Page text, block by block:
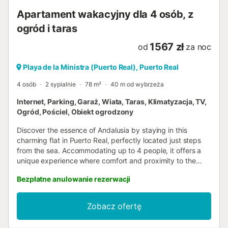
Apartament wakacyjny dla 4 osób, z
ogród i taras
od 1567 zł za noc
Playa de la Ministra (Puerto Real), Puerto Real
4 osób 2 sypialnie 78 m² 40 m od wybrzeża
Internet, Parking, Garaż, Wiata, Taras, Klimatyzacja, TV,
Ogród, Pościel, Obiekt ogrodzony
Discover the essence of Andalusia by staying in this
charming flat in Puerto Real, perfectly located just steps
from the sea. Accommodating up to 4 people, it offers a
unique experience where comfort and proximity to the
Equipped with all the contemporary comforts, this haven is
ideal for those looking to escape from routine and immerse
themselves in the relaxing coastal environment.Inside, the
flat features air-conditioning throughout, ensuring your
comfort no matter the season. Amongst its amenities are a
Bezpłatne anulowanie rezerwacji
Zobacz ofertę